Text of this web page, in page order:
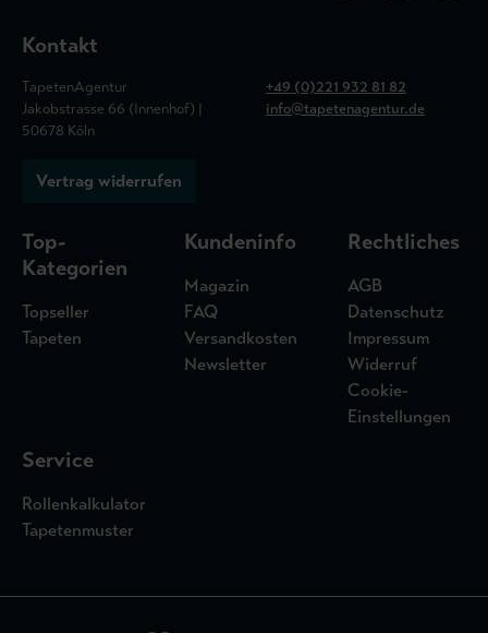
Kontakt
TapetenAgentur
Jakobstrasse 66 (Innenhof) |
50678 Köln
+49 (0)221 932 81 82
info@tapetenagentur.de
Vertrag widerrufen
Top-
Kategorien
Topseller
Tapeten
Kundeninfo
Magazin
FAQ
Versandkosten
Newsletter
Rechtliches
AGB
Datenschutz
Impressum
Widerruf
Cookie-
Einstellungen
Service
Rollenkalkulator
Tapetenmuster